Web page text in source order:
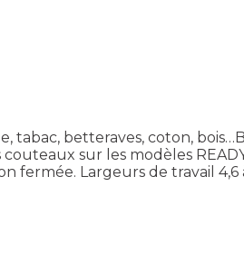
tabac, betteraves, coton,
sur les modèles
Largeurs de travail 4,6